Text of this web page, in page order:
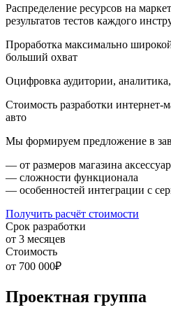
Распределение ресурсов на
результатов тестов каждого
Проработка максимально
больший охват
Оцифровка аудитории,
Стоимость разработки интернет-
авто
Мы формируем предложение в
— от размеров магазина
— сложности функционала
— особенностей интеграции с
Получить расчёт стоимости
Срок разработки
от 3 месяцев
Стоимость
от 700 000₽
Проектная группа